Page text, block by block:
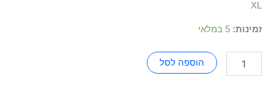
XL
זמינות: 5 במלאי
הוספה לסל